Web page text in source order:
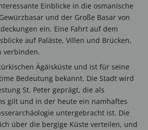
Einblicke in die osmanische
und der Große Basar von
ein. Eine Fahrt auf dem
auf Paläste, Villen und Brücken,
verbinden.
Ägäisküste und ist für seine
Bedeutung bekannt. Die Stadt wird
St. Peter geprägt, die als
gilt und in der heute ein namhaftes
untergebracht ist. Die
über die bergige Küste verteilen, und